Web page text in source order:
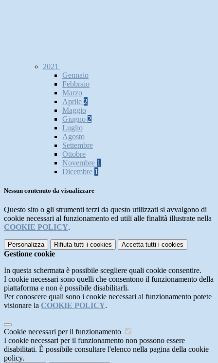
2021
Gennaio
Febbraio
Marzo
Aprile 2
Maggio
Giugno 2
Luglio
Agosto
Settembre
Ottobre
Novembre 1
Dicembre 1
Nessun contenuto da visualizzare
Questo sito o gli strumenti terzi da questo utilizzati si avvalgono di
cookie necessari al funzionamento ed utili alle finalità illustrate nella
COOKIE POLICY.
Personalizza Rifiuta tutti i cookies Accetta tutti i cookies
Gestione cookie
In questa schermata è possibile scegliere quali cookie consentire.
I cookie necessari sono quelli che consentono il funzionamento della
piattaforma e non è possibile disabilitarli.
Per conoscere quali sono i cookie necessari al funzionamento potete
visionare la COOKIE POLICY.
Cookie necessari per il funzionamento
I cookie necessari per il funzionamento non possono essere
disabilitati. È possibile consultare l'elenco nella pagina della cookie
policy.